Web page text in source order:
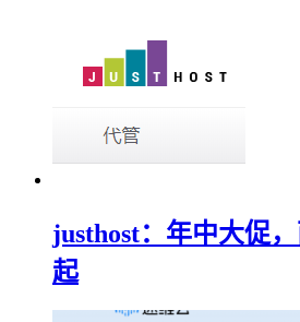
justhost：年中大促
起